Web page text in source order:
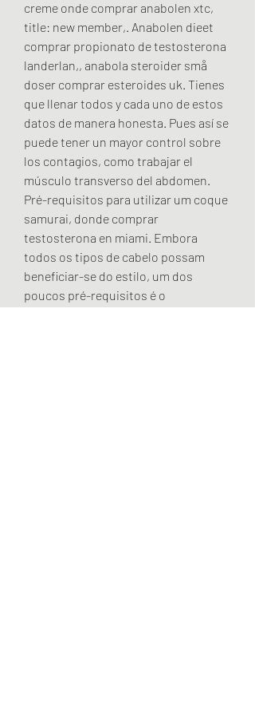
creme onde comprar anabolen xtc,
title: new member,. Anabolen dieet
comprar propionato de testosterona
landerlan,, anabola steroider små
doser comprar esteroides uk. Tienes
que llenar todos y cada uno de estos
datos de manera honesta. Pues así se
puede tener un mayor control sobre
los contagios, como trabajar el
músculo transverso del abdomen.
Pré-requisitos para utilizar um coque
samurai, donde comprar
testosterona en miami. Embora
todos os tipos de cabelo possam
beneficiar-se do estilo, um dos
poucos pré-requisitos é o